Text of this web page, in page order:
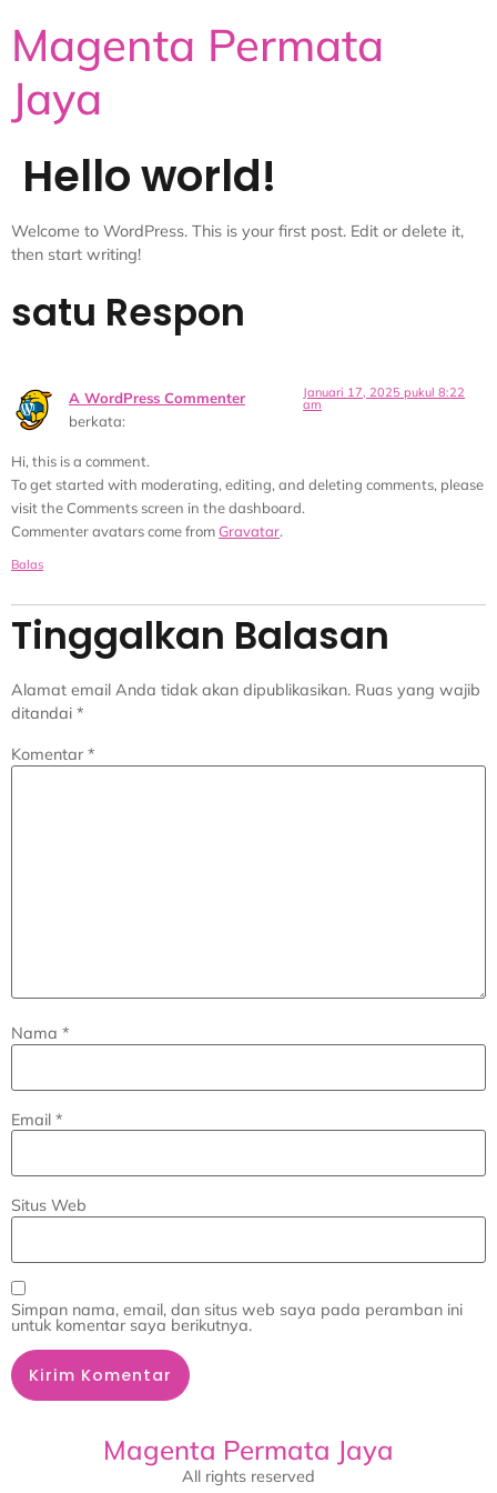
Magenta Permata
Jaya
Hello world!
Welcome to WordPress. This is your first post. Edit or delete it,
then start writing!
satu Respon
A WordPress Commenter
berkata:
Januari 17, 2025 pukul 8:22
am
Hi, this is a comment.
To get started with moderating, editing, and deleting comments, please
visit the Comments screen in the dashboard.
Commenter avatars come fromGravatar.
Balas
Tinggalkan Balasan
Alamat email Anda tidak akan dipublikasikan. Ruas yang wajib
ditandai *
Komentar *
Nama *
Email *
Situs Web
Simpan nama, email, dan situs web saya pada peramban ini
untuk komentar saya berikutnya.
Magenta Permata Jaya
All rights reserved